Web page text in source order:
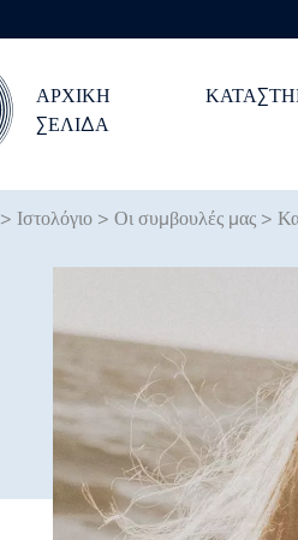
ΑΡΧΙΚΉ
ΣΕΛΊΔΑ
> Ιστολόγιο > Οι συμβουλές μας >